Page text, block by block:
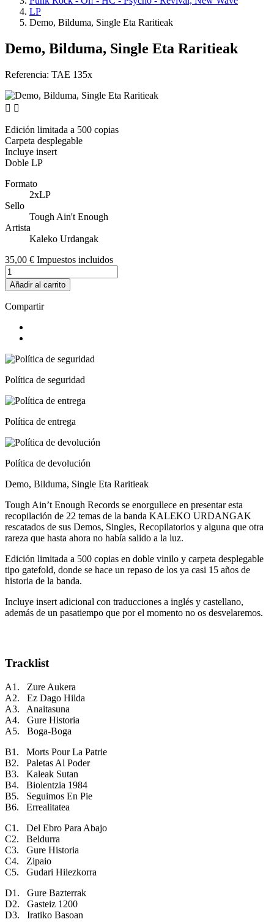
LP
Demo, Bilduma, Single Eta Raritieak
Demo, Bilduma, Single Eta Raritieak
Referencia: TAE 135x
 
Edición limitada a 500 copias
Carpeta desplegable
Incluye insert
Doble LP
Formato
2xLP
Sello
Tough Ain't Enough
Artista
Kaleko Urdangak
35,00 € Impuestos incluidos
Añadir al carrito
Compartir
Política de seguridad
Política de entrega
Política de devolución
Demo, Bilduma, Single Eta Raritieak
Tough Ain’t Enough Records se enorgullece en presentar esta
recopilación de 22 temas de la banda KALEKO URDANGAK
rescatados de sus Demos, Singles, Recopilatorios y alguna que otra
rareza que hasta ahora no había salido a la luz.
Edición limitada a 500 copias en doble vinilo y carpeta desplegable
tipo gatefold, donde se hace un repaso de los ya casi 15 años de
historia de la banda.
Incluye insert adicional con traducciones a inglés y castellano,
además de un pasatiempo que por el momento no os desvelaremos.
Tracklist
A1. Zure Aukera
A2. Ez Dago Hilda
A3. Anaitasuna
A4. Gure Historia
A5. Boga-Boga
B1. Morts Pour La Patrie
B2. Paletas Al Poder
B3. Kaleak Sutan
B4. Biolentzia 1984
B5. Seguimos En Pie
B6. Errealitatea
C1. Del Ebro Para Abajo
C2. Beldurra
C3. Gure Historia
C4. Zipaio
C5. Gudari Hilezkorra
D1. Gure Bazterrak
D2. Gasteiz 1200
D3. Iratiko Basoan